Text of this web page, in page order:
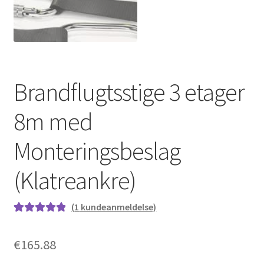
Brandflugtsstige 3 etager
8m med
Monteringsbeslag
(Klatreankre)
baseret på
(1 kundeanmeldelse)
€165.88